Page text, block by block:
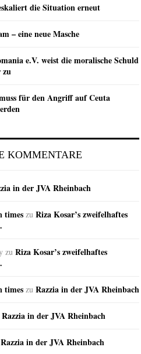
die Situation erneut
– eine neue Masche
e.V. weist die moralische Schuld
zu
für den Angriff auf Ceuta
KOMMENTARE
in der JVA Rheinbach
times zu Riza Kosar’s zweifelhaftes
zu Riza Kosar’s zweifelhaftes
times zu Razzia in der JVA Rheinbach
Razzia in der JVA Rheinbach
Razzia in der JVA Rheinbach